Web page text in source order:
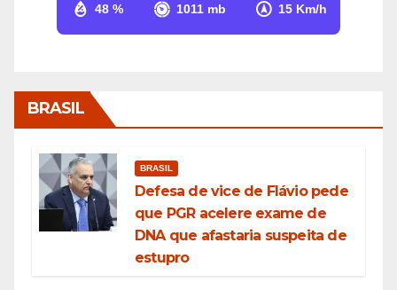
48 % 1011 mb 15 Km/h
BRASIL
BRASIL
Defesa de vice de Flávio pede
que PGR acelere exame de
DNA que afastaria suspeita de
estupro